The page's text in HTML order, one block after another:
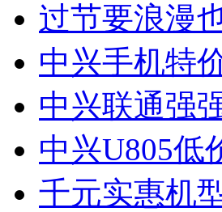
过节要浪漫
中兴手机特
中兴联通强
中兴U805低
千元实惠机